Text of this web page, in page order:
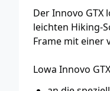
Der Innovo
leichten Hiking-
Frame mit einer
Lowa Innovo